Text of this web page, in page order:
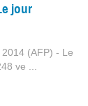
jour
(AFP) - Le
ve ...